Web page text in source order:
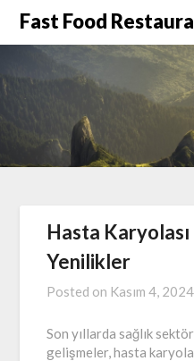
SkipFast Food
Hasta
Yenilikler
Posted on Kasım 4, 2024
Son yıllarda sağlık
gelişmeler, hasta